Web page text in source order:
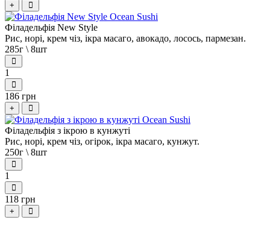
+
Філадельфія New Style
Рис, норі, крем чіз, ікра масаго, авокадо, лосось, пармезан.
285г \ 8шт
1
186 грн
+
Філадельфія з ікрою в кунжуті
Рис, норі, крем чіз, огірок, ікра масаго, кунжут.
250г \ 8шт
1
118 грн
+